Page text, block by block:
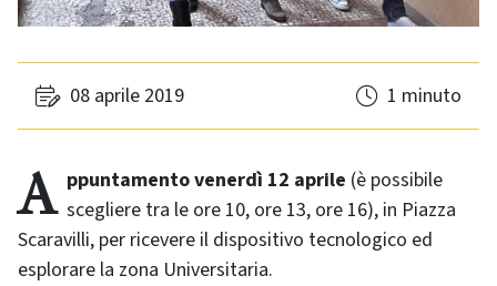
08 aprile 2019 1 minuto
Appuntamento venerdì 12 aprile (è possibile
scegliere tra le ore 10, ore 13, ore 16), in Piazza
Scaravilli, per ricevere il dispositivo tecnologico ed
esplorare la zona Universitaria.